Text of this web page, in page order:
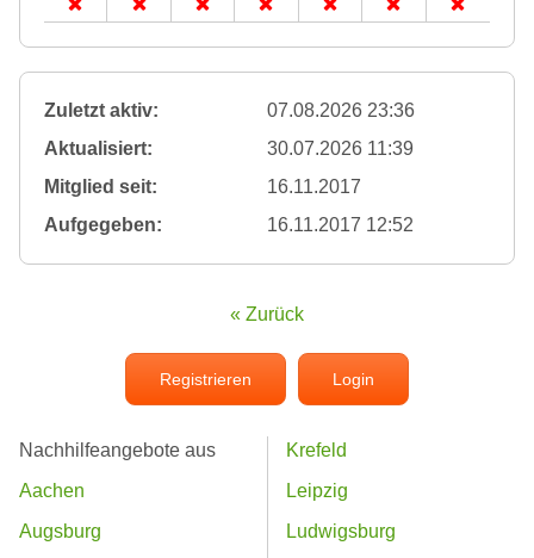
Zuletzt aktiv:
07.08.2026 23:36
Aktualisiert:
30.07.2026 11:39
Mitglied seit:
16.11.2017
Aufgegeben:
16.11.2017 12:52
« Zurück
Registrieren Login
Nachhilfeangebote aus
Aachen
Augsburg
Krefeld
Leipzig
Ludwigsburg